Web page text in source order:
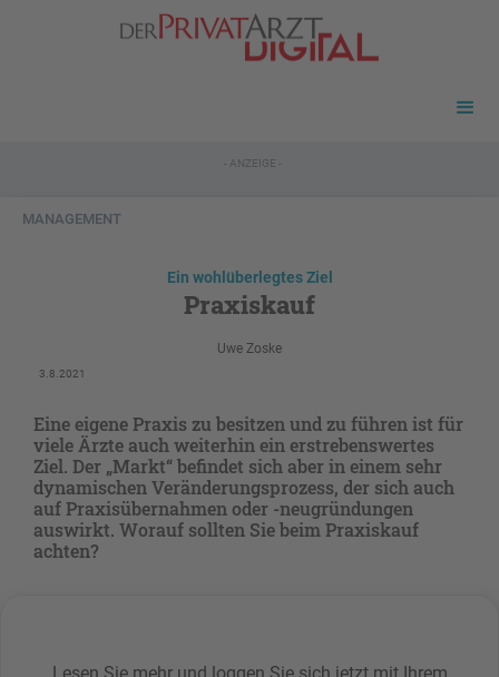
- ANZEIGE -
MANAGEMENT
Ein wohlüberlegtes Ziel
Praxiskauf
Uwe Zoske
3.8.2021
Eine eigene Praxis zu besitzen und zu führen ist für
viele Ärzte auch weiterhin ein erstrebenswertes
Ziel. Der „Markt“ befindet sich aber in einem sehr
dynamischen Veränderungsprozess, der sich auch
auf Praxisübernahmen oder -neugründungen
auswirkt. Worauf sollten Sie beim Praxiskauf
achten?